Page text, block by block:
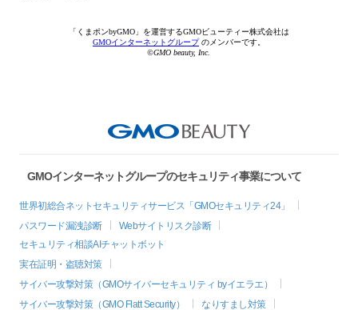
「くまポンbyGMO」を運営するGMOビューティー株式会社は
GMOインターネットグループのメンバーです。
©GMO beauty, Inc.
GMOインターネットグループのセキュリティ事業について
世界初総合ネットセキュリティサービス「GMOセキュリティ24」
パスワード漏洩診断
Webサイトリスク診断
セキュリティ相談AIチャットボット
実在証明・盗聴対策
サイバー攻撃対策（GMOサイバーセキュリティ byイエラエ）
サイバー攻撃対策（GMO Flatt Security）
なりすまし対策